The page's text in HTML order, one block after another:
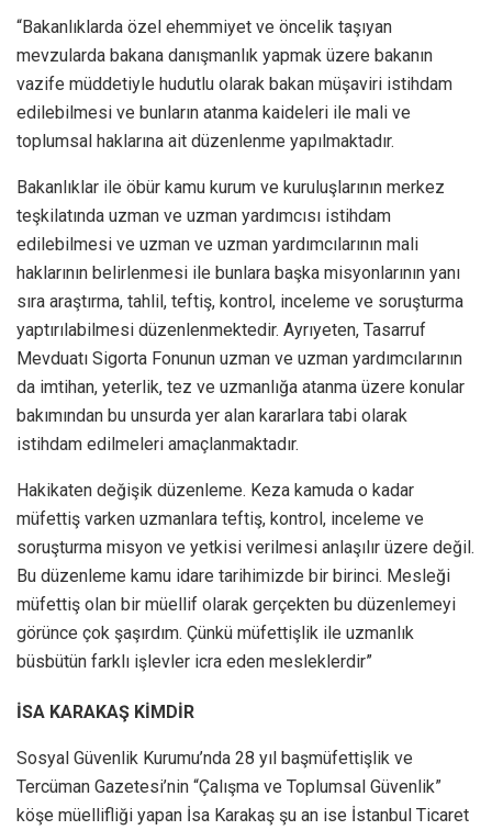
“Bakanlıklarda özel ehemmiyet ve öncelik taşıyan
mevzularda bakana danışmanlık yapmak üzere bakanın
vazife müddetiyle hudutlu olarak bakan müşaviri istihdam
edilebilmesi ve bunların atanma kaideleri ile mali ve
toplumsal haklarına ait düzenlenme yapılmaktadır.
Bakanlıklar ile öbür kamu kurum ve kuruluşlarının merkez
teşkilatında uzman ve uzman yardımcısı istihdam
edilebilmesi ve uzman ve uzman yardımcılarının mali
haklarının belirlenmesi ile bunlara başka misyonlarının yanı
sıra araştırma, tahlil, teftiş, kontrol, inceleme ve soruşturma
yaptırılabilmesi düzenlenmektedir. Ayrıyeten, Tasarruf
Mevduatı Sigorta Fonunun uzman ve uzman yardımcılarının
da imtihan, yeterlik, tez ve uzmanlığa atanma üzere konular
bakımından bu unsurda yer alan kararlara tabi olarak
istihdam edilmeleri amaçlanmaktadır.
Hakikaten değişik düzenleme. Keza kamuda o kadar
müfettiş varken uzmanlara teftiş, kontrol, inceleme ve
soruşturma misyon ve yetkisi verilmesi anlaşılır üzere değil.
Bu düzenleme kamu idare tarihimizde bir birinci. Mesleği
müfettiş olan bir müellif olarak gerçekten bu düzenlemeyi
görünce çok şaşırdım. Çünkü müfettişlik ile uzmanlık
büsbütün farklı işlevler icra eden mesleklerdir”
İSA KARAKAŞ KİMDİR
Sosyal Güvenlik Kurumu’nda 28 yıl başmüfettişlik ve
Tercüman Gazetesi’nin “Çalışma ve Toplumsal Güvenlik”
köşe müellifliği yapan İsa Karakaş şu an ise İstanbul Ticaret